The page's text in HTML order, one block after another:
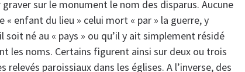
sur le monument le nom des disparus. Aucune
enfant du lieu » celui mort « par » la guerre, y
soit né au « pays » ou qu’il y ait simplement résidé
les noms. Certains figurent ainsi sur deux ou trois
paroissiaux dans les églises. A l’inverse, des